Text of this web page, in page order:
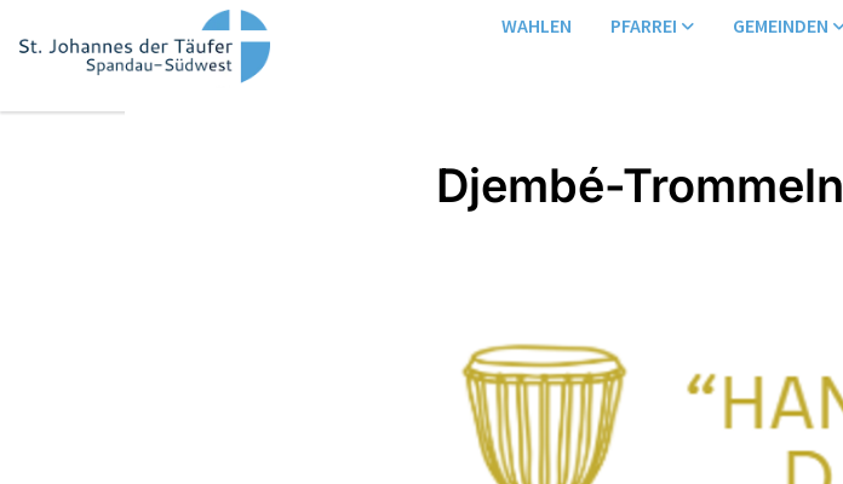
WAHLEN PFARREI GEMEINDEN
Djembé-Trommeln